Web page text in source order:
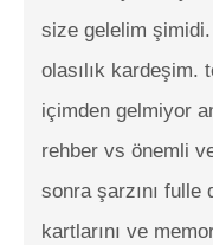
size gelelim
olasılık kardeşim.
içimden gelmiyor
rehber vs önemli
sonra şarzını fulle
kartlarını ve